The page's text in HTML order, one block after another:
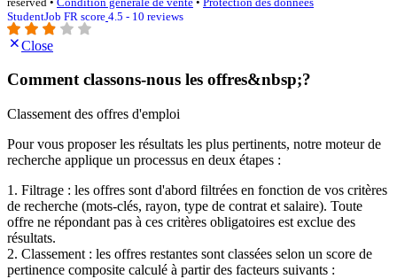
StudentJob FR score 4.5 - 10 reviews
Close
Comment classons-nous les offres&nbsp;?
Classement des offres d'emploi
Pour vous proposer les résultats les plus pertinents, notre moteur de
recherche applique un processus en deux étapes :
1. Filtrage : les offres sont d'abord filtrées en fonction de vos critères
de recherche (mots-clés, rayon, type de contrat et salaire). Toute
offre ne répondant pas à ces critères obligatoires est exclue des
résultats.
2. Classement : les offres restantes sont classées selon un score de
pertinence composite calculé à partir des facteurs suivants :